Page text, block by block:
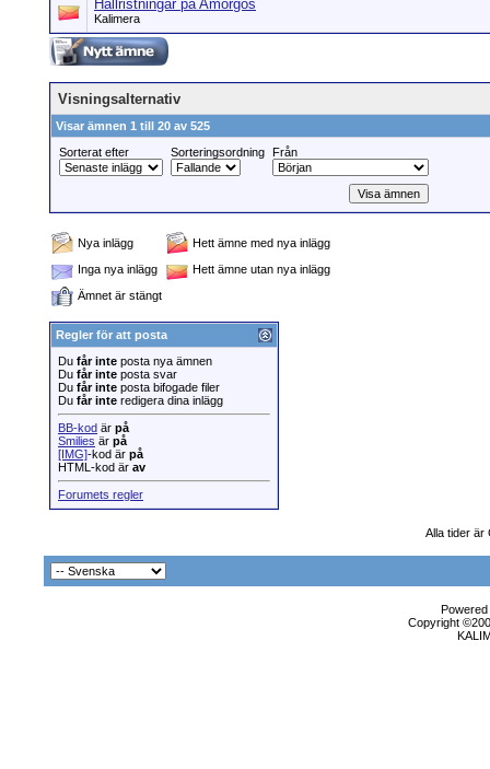
Hällristningar på Amorgos
Kalimera
Visningsalternativ
Visar ämnen 1 till 20 av 525
Sorterat efter
Sorteringsordning Från
Nya inlägg
Hett ämne med nya inlägg
Inga nya inlägg
Hett ämne utan nya inlägg
Ämnet är stängt
Regler för att posta
Du får inte posta nya ämnen
Du får inte posta svar
Du får inte posta bifogade filer
Du får inte redigera dina inlägg
BB-kod är på
Smilies är på
[IMG]-kod är på
HTML-kod är av
Forumets regler
Alla tider är
Copyright